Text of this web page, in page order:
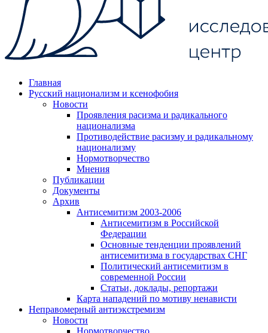
Главная
Русский национализм и ксенофобия
Новости
Проявления расизма и радикального
национализма
Противодействие расизму и радикальному
национализму
Нормотворчество
Мнения
Публикации
Документы
Архив
Антисемитизм 2003-2006
Антисемитизм в Российской
Федерации
Основные тенденции проявлений
антисемитизма в государствах СНГ
Политический антисемитизм в
современной России
Статьи, доклады, репортажи
Карта нападений по мотиву ненависти
Неправомерный антиэкстремизм
Новости